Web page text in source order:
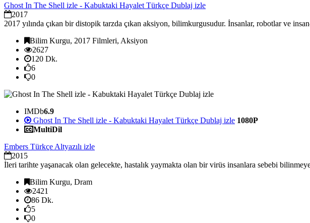
Ghost In The Shell izle - Kabuktaki Hayalet Türkçe Dublaj izle
2017
2017 yılında çıkan bir distopik tarzda çıkan aksiyon, bilimkurgusudur. İnsanlar, robotlar ve
Bilim Kurgu, 2017 Filmleri, Aksiyon
2627
120 Dk.
6
0
IMDb6.9
Ghost In The Shell izle - Kabuktaki Hayalet Türkçe Dublaj izle 1080P
MultiDil
Embers Türkçe Altyazılı izle
2015
İleri tarihte yaşanacak olan gelecekte, hastalık yaymakta olan bir virüs insanlara sebebi
Bilim Kurgu, Dram
2421
86 Dk.
5
0